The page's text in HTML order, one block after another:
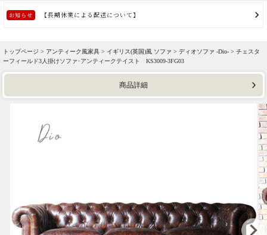
トップページ > アンティーク風家具 > イギリス(英国)風 ソファ > ディオソファ -Dio- > チェスタ
ーフィールド3人掛けソファ･アンティークテイスト KS3009-3FG03
商品詳細